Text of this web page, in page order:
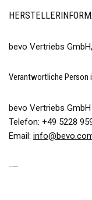
bevo Vertriebs
Verantwortliche Person
bevo Vertriebs GmbH
Telefon: +49 5228
Email: